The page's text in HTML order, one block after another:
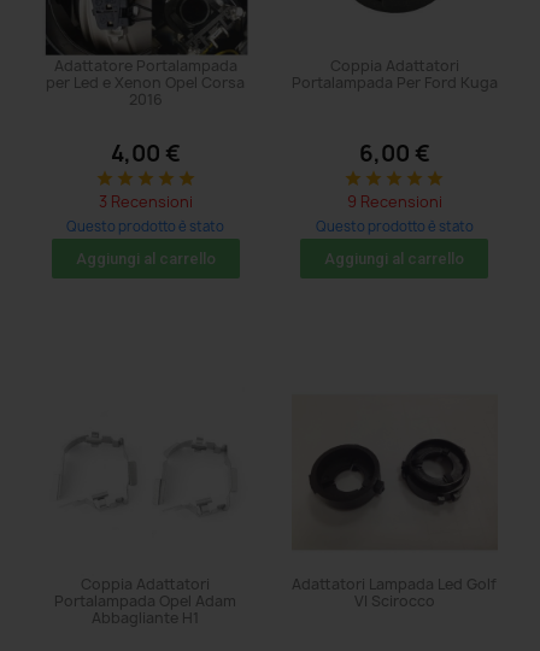
Adattatore Portalampada
per Led e Xenon Opel Corsa
2016
4,00 €
star star star star star
3 Recensioni
Questo prodotto è stato
acquistato: 116 volte
Aggiungi al carrello
Coppia Adattatori
Portalampada Per Ford Kuga
6,00 €
star star star star star
9 Recensioni
Questo prodotto è stato
acquistato: 8 volte
Aggiungi al carrello
Coppia Adattatori
Portalampada Opel Adam
Abbagliante H1
Adattatori Lampada Led Golf
VI Scirocco